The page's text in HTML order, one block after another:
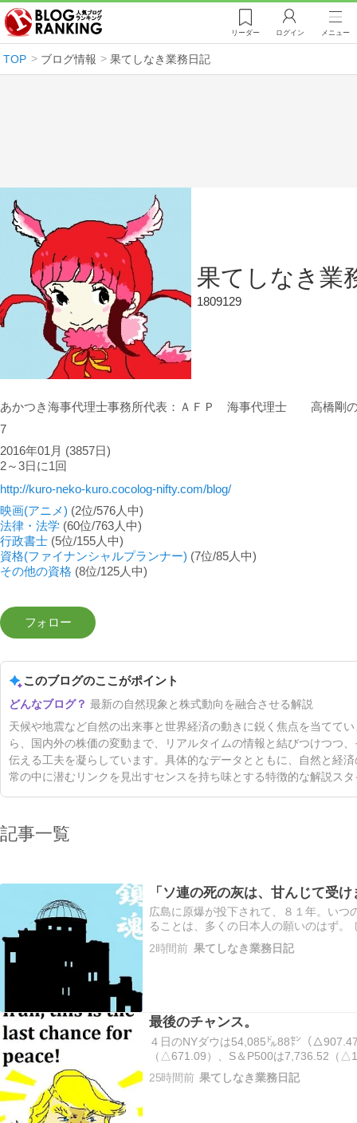
リーダー ログイン メニュー
TOP ブログ情報 果てしなき業務日記
果てしなき業
1809129
あかつき海事代理士事務所代表：ＡＦＰ 海事代理士 高橋剛
7
2016年01月 (3857日)
2～3日に1回
http://kuro-neko-kuro.cocolog-nifty.com/blog/
映画(アニメ) (2位/576人中)
法律・法学 (60位/763人中)
行政書士 (5位/155人中)
資格(ファイナンシャルプランナー) (7位/85人中)
その他の資格 (8位/125人中)
このブログのここがポイント
最新の自然現象と株式動向を融合させる解説
天候や地震など自然の出来事と世界経済の動きに鋭く焦点を当てて
ら、国内外の株価の変動まで、リアルタイムの情報と結びつけつつ
伝える工夫を凝らしています。具体的なデータとともに、自然と経
常の中に潜むリンクを見出すセンスを持ち味とする特徴的な解説ス
記事一覧
「ソ連の死の灰は、甘んじて受
広島に原爆が投下されて、８１年。いつ
ることは、多くの日本人の願いのはず。
を求める運動が、共産党など左派勢力
実がある。美辞麗句に騙されてはいけな
2時間前 果てしなき業務日記
最後のチャンス。
４日のNYダウは54,085㌦88㌣（
（△671.09）、S＆P500は7,736.52（
伸。NYダウは取引中54,272㌦60㌣まで
た。 今日の日本市場は大幅…
25時間前 果てしなき業務日記